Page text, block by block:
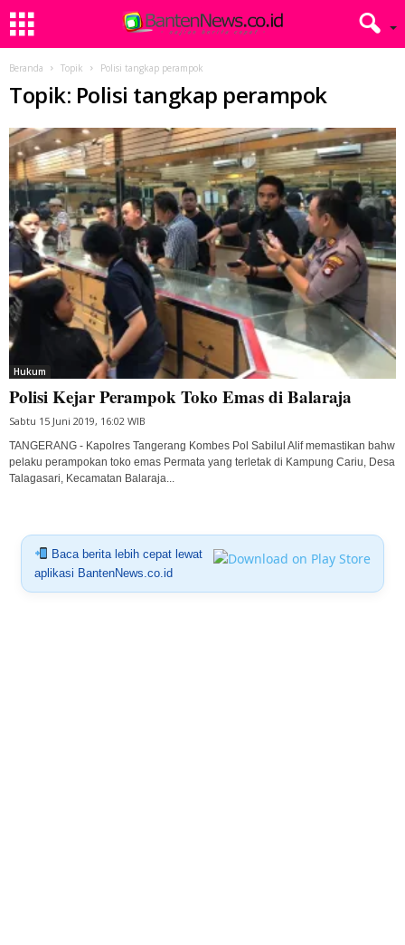
Beranda Topik Polisi tangkap perampok
Topik: Polisi tangkap perampok
Hukum
Polisi Kejar Perampok Toko Emas di Balaraja
Sabtu 15 Juni 2019, 16:02 WIB
TANGERANG - Kapolres Tangerang Kombes Pol Sabilul Alif memastikan bahw
pelaku perampokan toko emas Permata yang terletak di Kampung Cariu, Desa
Talagasari, Kecamatan Balaraja...
Baca berita lebih cepat lewat
aplikasi BantenNews.co.id